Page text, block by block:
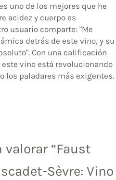
uno de los mejores que he
acidez y cuerpo es
usuario comparte: "Me
detrás de este vino, y su
Con una calificación
vino está revolucionando
los paladares más exigentes.
valorar “Faust
Sèvre: Vino